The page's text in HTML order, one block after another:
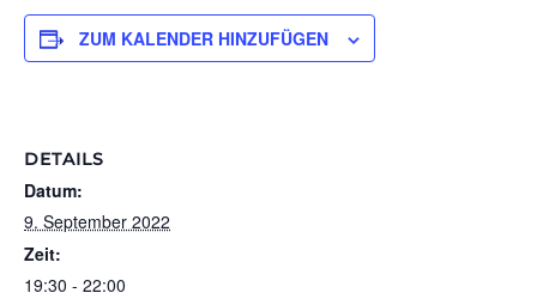
ZUM KALENDER HINZUFÜGEN
DETAILS
Datum:
9. September 2022
Zeit:
19:30 - 22:00